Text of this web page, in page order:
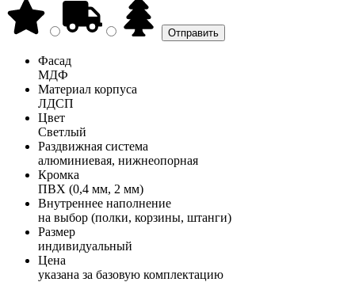
Фасад
МДФ
Материал корпуса
ЛДСП
Цвет
Светлый
Раздвижная система
алюминиевая, нижнеопорная
Кромка
ПВХ (0,4 мм, 2 мм)
Внутреннее наполнение
на выбор (полки, корзины, штанги)
Размер
индивидуальный
Цена
указана за базовую комплектацию